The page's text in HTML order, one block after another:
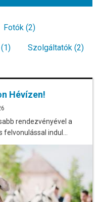
Fotók (2)
Szolgáltatók (2)
Hévízen!
rendezvényével a
felvonulással indul…